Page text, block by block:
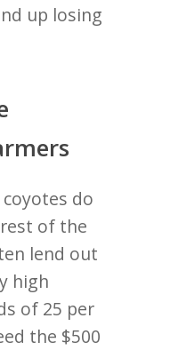
up losing
do
of the
lend out
high
of 25 per
the $500